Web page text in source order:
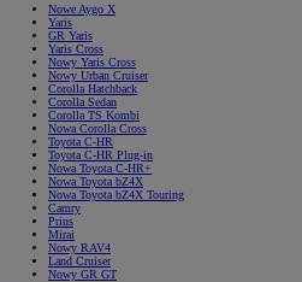
Nowe Aygo X
Yaris
GR Yaris
Yaris Cross
Nowy Yaris Cross
Nowy Urban Cruiser
Corolla Hatchback
Corolla Sedan
Corolla TS Kombi
Nowa Corolla Cross
Toyota C-HR
Toyota C-HR Plug-in
Nowa Toyota C-HR+
Nowa Toyota bZ4X
Nowa Toyota bZ4X Touring
Camry
Prius
Mirai
Nowy RAV4
Land Cruiser
Nowy GR GT